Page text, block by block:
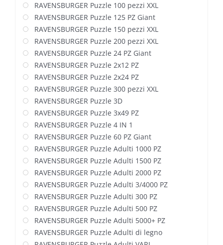
RAVENSBURGER Puzzle 100 pezzi XXL
RAVENSBURGER Puzzle 125 PZ Giant
RAVENSBURGER Puzzle 150 pezzi XXL
RAVENSBURGER Puzzle 200 pezzi XXL
RAVENSBURGER Puzzle 24 PZ Giant
RAVENSBURGER Puzzle 2x12 PZ
RAVENSBURGER Puzzle 2x24 PZ
RAVENSBURGER Puzzle 300 pezzi XXL
RAVENSBURGER Puzzle 3D
RAVENSBURGER Puzzle 3x49 PZ
RAVENSBURGER Puzzle 4 IN 1
RAVENSBURGER Puzzle 60 PZ Giant
RAVENSBURGER Puzzle Adulti 1000 PZ
RAVENSBURGER Puzzle Adulti 1500 PZ
RAVENSBURGER Puzzle Adulti 2000 PZ
RAVENSBURGER Puzzle Adulti 3/4000 PZ
RAVENSBURGER Puzzle Adulti 300 PZ
RAVENSBURGER Puzzle Adulti 500 PZ
RAVENSBURGER Puzzle Adulti 5000+ PZ
RAVENSBURGER Puzzle Adulti di legno